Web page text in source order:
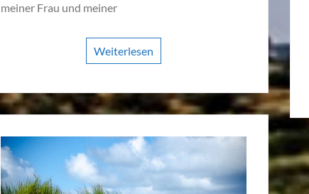
meiner Frau und meiner
Weiterlesen